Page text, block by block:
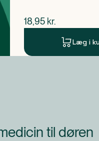
$nuværende pris
18,95 kr.
Læg i
til døren